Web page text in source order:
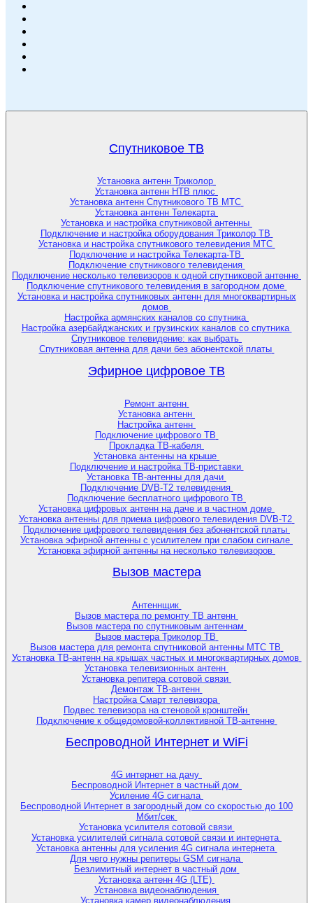
Спутниковое ТВ
Установка антенн Триколор
Установка антенн НТВ плюс
Установка антенн Спутникового ТВ МТС
Установка антенн Телекарта
Установка и настройка спутниковой антенны
Подключение и настройка оборудования Триколор ТВ
Установка и настройка спутникового телевидения МТС
Подключение и настройка Телекарта-ТВ
Подключение спутникового телевидения
Подключение несколько телевизоров к одной спутниковой антенне
Подключение спутникового телевидения в загородном доме
Установка и настройка спутниковых антенн для многоквартирных
домов
Настройка армянских каналов со спутника
Настройка азербайджанских и грузинских каналов со спутника
Спутниковое телевидение: как выбрать
Спутниковая антенна для дачи без абонентской платы
Эфирное цифровое ТВ
Ремонт антенн
Установка антенн
Настройка антенн
Подключение цифрового ТВ
Прокладка ТВ-кабеля
Установка антенны на крыше
Подключение и настройка ТВ-приставки
Установка ТВ-антенны для дачи
Подключение DVB-T2 телевидения
Подключение бесплатного цифрового ТВ
Установка цифровых антенн на даче и в частном доме
Установка антенны для приема цифрового телевидения DVB-T2
Подключение цифрового телевидения без абонентской платы
Установка эфирной антенны с усилителем при слабом сигнале
Установка эфирной антенны на несколько телевизоров
Вызов мастера
Антеннщик
Вызов мастера по ремонту ТВ антенн
Вызов мастера по спутниковым антеннам
Вызов мастера Триколор ТВ
Вызов мастера для ремонта спутниковой антенны МТС ТВ
Установка ТВ-антенн на крышах частных и многоквартирных домов
Установка телевизионных антенн
Установка репитера сотовой связи
Демонтаж ТВ-антенн
Настройка Смарт телевизора
Подвес телевизора на стеновой кронштейн
Подключение к общедомовой-коллективной ТВ-антенне
Беспроводной Интернет и WiFi
4G интернет на дачу
Беспроводной Интернет в частный дом
Усиление 4G сигнала
Беспроводной Интернет в загородный дом со скоростью до 100
Мбит/сек
Установка усилителя сотовой связи
Установка усилителей сигнала сотовой связи и интернета
Установка антенны для усиления 4G сигнала интернета
Для чего нужны репитеры GSM сигнала
Безлимитный интернет в частный дом
Установка антенн 4G (LTE)
Установка видеонаблюдения
Установка камер видеонаблюдения